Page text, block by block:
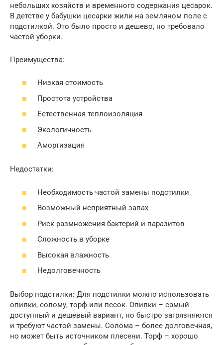
небольших хозяйств и временного содержания цесарок.
В детстве у бабушки цесарки жили на земляном поле с
подстилкой. Это было просто и дешево, но требовало
частой уборки.
Преимущества:
Низкая стоимость
Простота устройства
Естественная теплоизоляция
Экологичность
Амортизация
Недостатки:
Необходимость частой замены подстилки
Возможный неприятный запах
Риск размножения бактерий и паразитов
Сложность в уборке
Высокая влажность
Недолговечность
Выбор подстилки: Для подстилки можно использовать
опилки, солому, торф или песок. Опилки – самый
доступный и дешевый вариант, но быстро загрязняются
и требуют частой замены. Солома – более долговечная,
но может быть источником плесени. Торф – хорошо